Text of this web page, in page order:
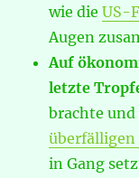
wie dieUS-
Augen
Auf
letzte
brachte
in Gang